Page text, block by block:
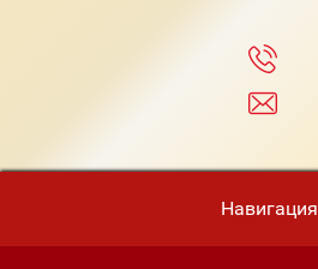
Навигация